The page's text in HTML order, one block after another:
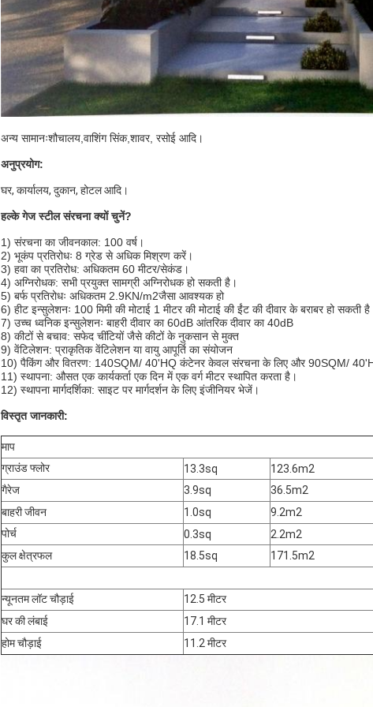
अन्य सामानःशौचालय,वाशिंग सिंक,शावर, रसोई आदि।
अनुप्रयोग:
घर, कार्यालय, दुकान, होटल आदि।
हल्के गेज स्टील संरचना क्यों चुनें?
1) संरचना का जीवनकाल: 100 वर्ष।
2) भूकंप प्रतिरोधः 8 ग्रेड से अधिक मिश्रण करें।
3) हवा का प्रतिरोध: अधिकतम 60 मीटर/सेकंड।
4) अग्निरोधक: सभी प्रयुक्त सामग्री अग्निरोधक हो सकती है।
5) बर्फ प्रतिरोधः अधिकतम 2.9KN/m2जैसा आवश्यक हो
6) हीट इन्सुलेशनः 100 मिमी की मोटाई 1 मीटर की मोटाई की ईंट की दीवार के बराबर हो सकती
7) उच्च ध्वनिक इन्सुलेशनः बाहरी दीवार का 60dB आंतरिक दीवार का 40dB
8) कीटों से बचाव: सफेद चींटियों जैसे कीटों के नुकसान से मुक्त
9) वेंटिलेशन: प्राकृतिक वेंटिलेशन या वायु आपूर्ति का संयोजन
10) पैकिंग और वितरण: 140SQM/ 40'HQ कंटेनर केवल संरचना के लिए और 90SQM/
11) स्थापना: औसत एक कार्यकर्ता एक दिन में एक वर्ग मीटर स्थापित करता है।
12) स्थापना मार्गदर्शिका: साइट पर मार्गदर्शन के लिए इंजीनियर भेजें।
विस्तृत जानकारी:
माप
ग्राउंड फ्लोर
13.3sq
123.6m2
गैरेज
3.9sq
36.5m2
बाहरी जीवन
1.0sq
9.2m2
पोर्च
0.3sq
2.2m2
कुल क्षेत्रफल
18.5sq 171.5m2
न्यूनतम लॉट चौड़ाई
12.5 मीटर
घर की लंबाई
17.1 मीटर
होम चौड़ाई
11.2 मीटर